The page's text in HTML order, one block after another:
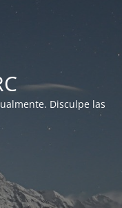
Disculpe las